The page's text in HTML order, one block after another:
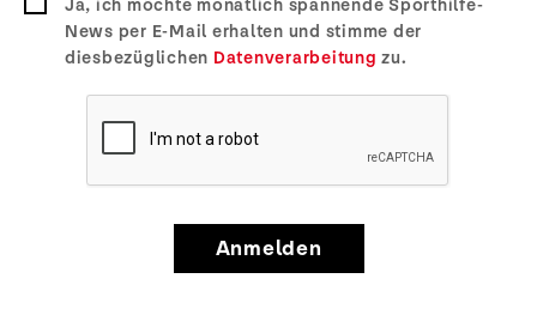
Ja, ich möchte monatlich spannende Sporthilfe-
News per E-Mail erhalten und stimme der
diesbezüglichen Datenverarbeitung zu.
Anmelden